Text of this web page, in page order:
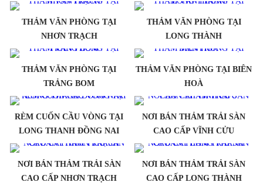
THẢM VĂN PHÒNG TẠI
NHƠN TRẠCH
THẢM VĂN PHÒNG TẠI
LONG THÀNH
THẢM VĂN PHÒNG TẠI
TRẢNG BOM
THẢM VĂN PHÒNG TẠI BIÊN
HOÀ
RÈM CUỐN CẦU VÒNG TẠI
LONG THANH ĐỒNG NAI
NƠI BÁN THẢM TRẢI SÀN
CAO CẤP VĨNH CỬU
NƠI BÁN THẢM TRẢI SÀN
CAO CẤP NHƠN TRẠCH
NƠI BÁN THẢM TRẢI SÀN
CAO CẤP LONG THÀNH